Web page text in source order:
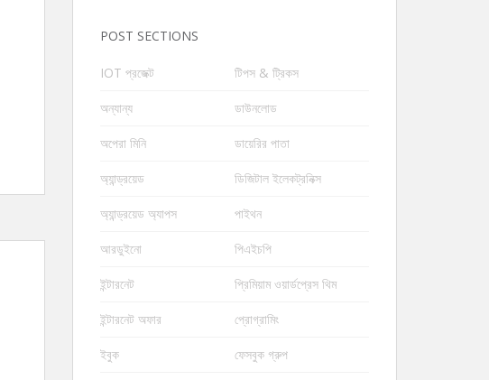
POST SECTIONS
IOT প্রজেক্ট
অন্যান্য
অপেরা মিনি
অ্যান্ড্রয়েড
অ্যান্ড্রয়েড অ্যাপস
আরডুইনো
ইন্টারনেট
ইন্টারনেট অফার
ইবুক
টিপস & ট্রিকস
ডাউনলোড
ডায়েরির পাতা
ডিজিটাল ইলেকট্রনিক্স
পাইথন
পিএইচপি
প্রিমিয়াম ওয়ার্ডপ্রেস থিম
প্রোগ্রামিং
ফেসবুক গ্রুপ